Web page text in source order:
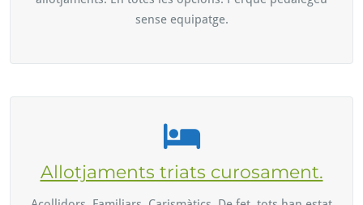
sense equipatge.
Allotjaments triats curosament.